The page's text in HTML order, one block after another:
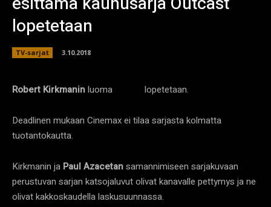
lopetetaan
TV-sarjat 3.10.2018
Robert Kirkmaninluoma lopetetaan.
Deadlinen mukaan Cinemax ei tilaa sarjasta kolmatta
tuotantokautta.
Kirkmanin ja Paul Azacetansamannimiseen sarjakuvaan
perustuvan sarjan katsojaluvut olivat kanavalle pettymys ja ne
olivat kakkoskaudella laskusuunnassa.